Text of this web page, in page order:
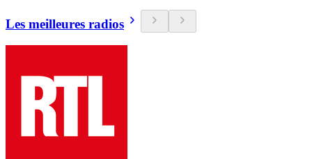
Les meilleures radios